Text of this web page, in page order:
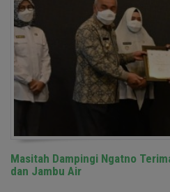
Masitah Dampingi Ngatno
dan Jambu Air